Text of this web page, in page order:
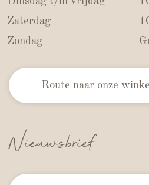
Zaterdag
Zondag
Route naar onze
Nieuwsbrief